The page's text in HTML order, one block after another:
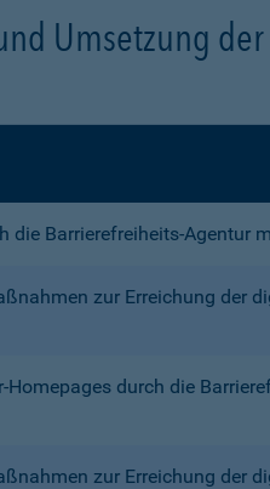
Umsetzung
die Barrierefreiheits-Agentur
zur Erreichung der
Homepages durch die
zur Erreichung der